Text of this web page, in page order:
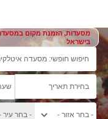
מסעדות, הזמנת מקום
בישראל